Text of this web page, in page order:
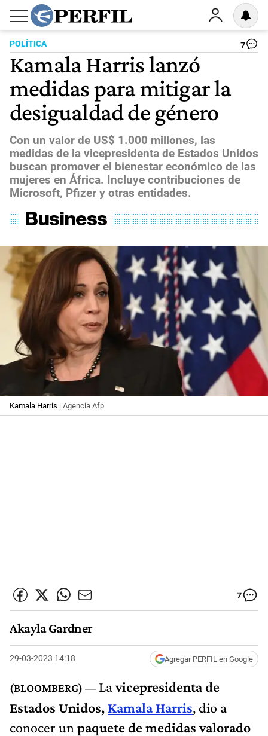
POLÍTICA 7
Kamala Harris lanzó
medidas para mitigar la
desigualdad de género
Con un valor de US$ 1.000 millones, las
medidas de la vicepresidenta de Estados Unidos
buscan promover el bienestar económico de las
mujeres en África. Incluye contribuciones de
Microsoft, Pfizer y otras entidades.
Kamala Harris | Agencia Afp
7
Akayla Gardner
29-03-2023 14:18 Agregar PERFIL en Google
Lavicepresidenta de
Estados Unidos, Kamala Harris, dio a
conocer un paquete de medidas valorado